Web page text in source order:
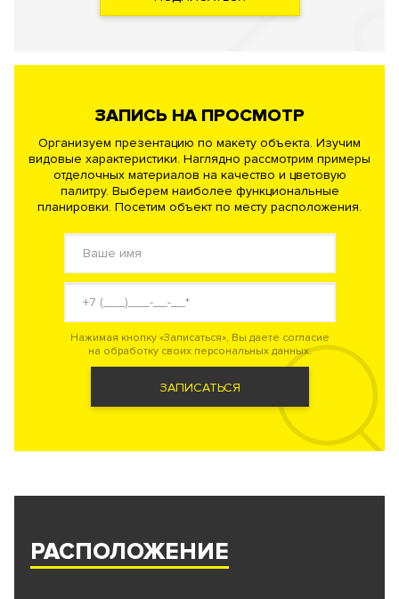
ЗАПИСЬ НА ПРОСМОТР
Организуем презентацию по макету объекта. Изучим
видовые характеристики. Наглядно рассмотрим примеры
отделочных материалов на качество и цветовую
палитру. Выберем наиболее функциональные
планировки. Посетим объект по месту расположения.
Нажимая кнопку «Записаться», Вы даете согласие
на обработку своих персональных данных.
ЗАПИСАТЬСЯ
РАСПОЛОЖЕНИЕ